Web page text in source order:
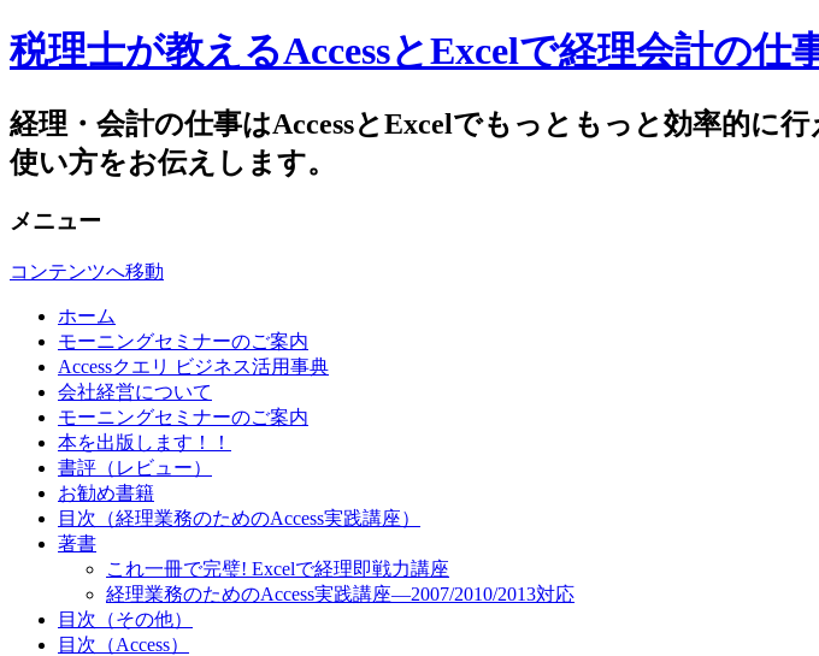
税理士が教えるAccessとExcelで経理会計の仕
経理・会計の仕事はAccessとExcelでもっともっと効率的に
使い方をお伝えします。
メニュー
コンテンツへ移動
ホーム
モーニングセミナーのご案内
Accessクエリ ビジネス活用事典
会社経営について
モーニングセミナーのご案内
本を出版します！！
書評（レビュー）
お勧め書籍
目次（経理業務のためのAccess実践講座）
著書
これ一冊で完璧! Excelで経理即戦力講座
経理業務のためのAccess実践講座―2007/2010/2013対応
目次（その他）
目次（Access）